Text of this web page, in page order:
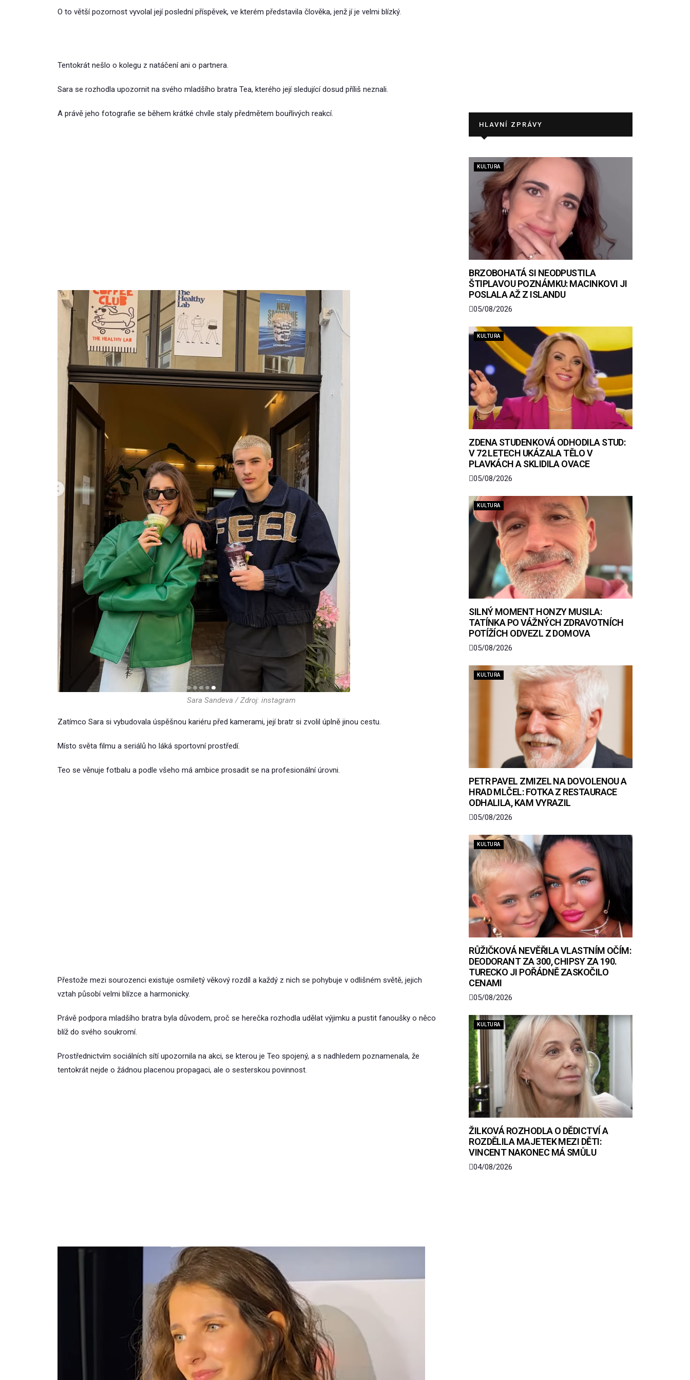
O to větší pozornost vyvolal její poslední příspěvek, ve kterém představila člověka, jenž jí je velmi blízký.
Tentokrát nešlo o kolegu z natáčení ani o partnera.
Sara se rozhodla upozornit na svého mladšího bratra Tea, kterého její sledující dosud příliš neznali.
A právě jeho fotografie se během krátké chvíle staly předmětem bouřlivých reakcí.
Sara Sandeva / Zdroj: instagram
Zatímco Sara si vybudovala úspěšnou kariéru před kamerami, její bratr si zvolil úplně jinou cestu.
Místo světa filmu a seriálů ho láká sportovní prostředí.
Teo se věnuje fotbalu a podle všeho má ambice prosadit se na profesionální úrovni.
Přestože mezi sourozenci existuje osmiletý věkový rozdíl a každý z nich se pohybuje v odlišném světě, jejich
vztah působí velmi blízce a harmonicky.
Právě podpora mladšího bratra byla důvodem, proč se herečka rozhodla udělat výjimku a pustit fanoušky o něco
blíž do svého soukromí.
Prostřednictvím sociálních sítí upozornila na akci, se kterou je Teo spojený, a s nadhledem poznamenala, že
tentokrát nejde o žádnou placenou propagaci, ale o sesterskou povinnost.
HLAVNÍ ZPRÁVY
KULTURA
BRZOBOHATÁ SI NEODPUSTILA
ŠTIPLAVOU POZNÁMKU: MACINKOVI JI
POSLALA AŽ Z ISLANDU
05/08/2026
KULTURA
ZDENA STUDENKOVÁ ODHODILA STUD:
V 72 LETECH UKÁZALA TĚLO V
PLAVKÁCH A SKLIDILA OVACE
05/08/2026
KULTURA
SILNÝ MOMENT HONZY MUSILA:
TATÍNKA PO VÁŽNÝCH ZDRAVOTNÍCH
POTÍŽÍCH ODVEZL Z DOMOVA
05/08/2026
KULTURA
PETR PAVEL ZMIZEL NA DOVOLENOU A
HRAD MLČEL: FOTKA Z RESTAURACE
ODHALILA, KAM VYRAZIL
05/08/2026
KULTURA
RŮŽIČKOVÁ NEVĚŘILA VLASTNÍM OČÍM:
DEODORANT ZA 300, CHIPSY ZA 190.
TURECKO JI POŘÁDNĚ ZASKOČILO
CENAMI
05/08/2026
KULTURA
ŽILKOVÁ ROZHODLA O DĚDICTVÍ A
ROZDĚLILA MAJETEK MEZI DĚTI:
VINCENT NAKONEC MÁ SMŮLU
04/08/2026